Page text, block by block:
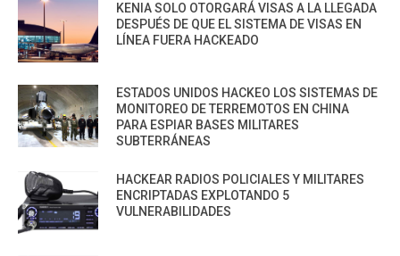
KENIA SOLO OTORGARÁ VISAS A LA LLEGADA
DESPUÉS DE QUE EL SISTEMA DE VISAS EN
LÍNEA FUERA HACKEADO
ESTADOS UNIDOS HACKEO LOS SISTEMAS DE
MONITOREO DE TERREMOTOS EN CHINA
PARA ESPIAR BASES MILITARES
SUBTERRÁNEAS
HACKEAR RADIOS POLICIALES Y MILITARES
ENCRIPTADAS EXPLOTANDO 5
VULNERABILIDADES